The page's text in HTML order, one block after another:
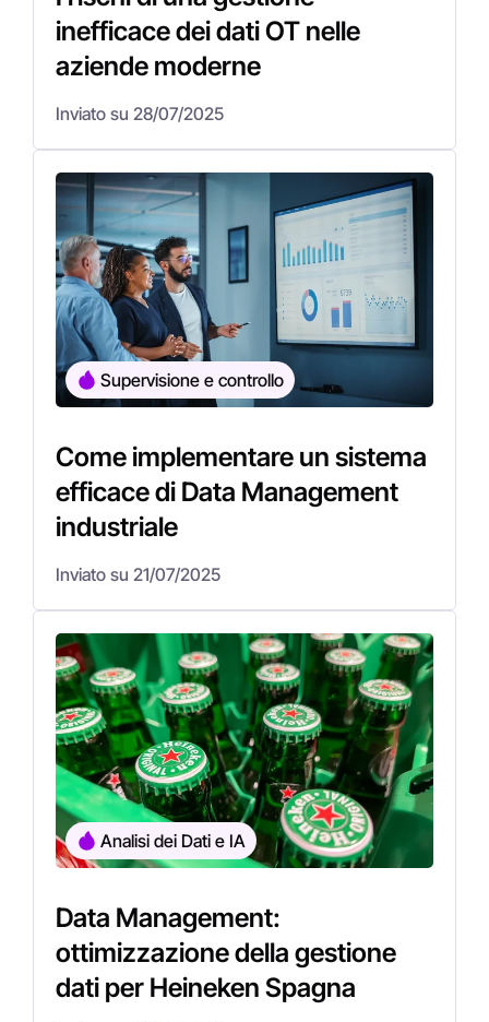
inefficace dei dati OT nelle
aziende moderne
Inviato su 28/07/2025
Supervisione e controllo
Come implementare un sistema
efficace di Data Management
industriale
Inviato su 21/07/2025
Analisi dei Dati e IA
Data Management:
ottimizzazione della gestione
dati per Heineken Spagna